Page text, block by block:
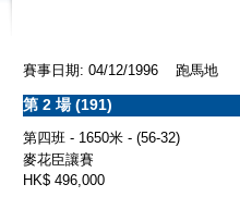
賽事日期: 04/12/1996 跑馬地
第 2 場 (191)
第四班 - 1650米 - (56-32)
麥花臣讓賽
HK$ 496,000